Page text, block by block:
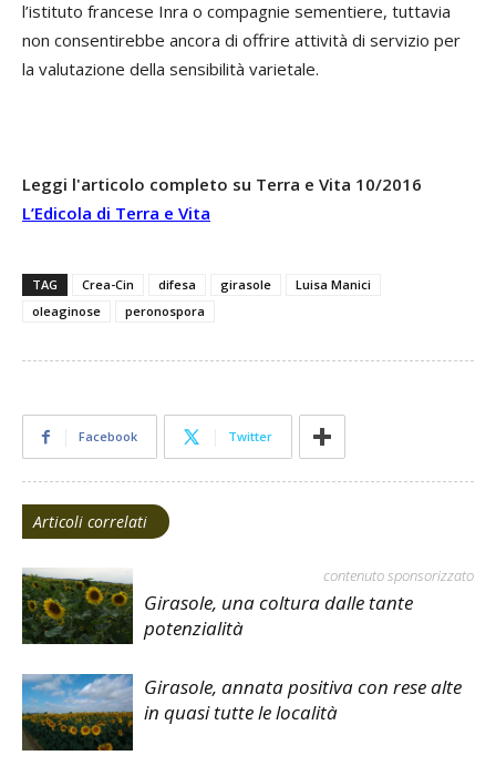
l’istituto francese Inra o compagnie sementiere, tuttavia
non consentirebbe ancora di offrire attività di servizio per
la valutazione della sensibilità varietale.
Leggi l'articolo completo su Terra e Vita 10/2016
L’Edicola di Terra e Vita
TAG Crea-Cin difesa girasole
Luisa Manici
oleaginose
peronospora
Facebook Twitter
Articoli correlati
contenuto sponsorizzato
Girasole, una coltura dalle tante
potenzialità
Girasole, annata positiva con rese alte
in quasi tutte le località